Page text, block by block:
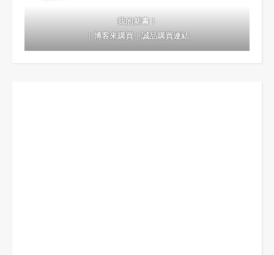
我的新書！
｜博客來購買｜誠品購買連結